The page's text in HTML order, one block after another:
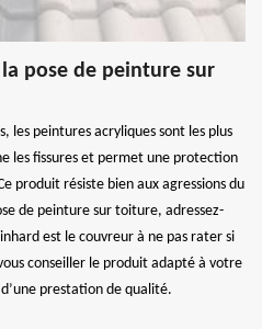
pose de peinture sur
les peintures acryliques sont les plus
les fissures et permet une protection
produit résiste bien aux agressions du
de peinture sur toiture, adressez-
est le couvreur à ne pas rater si
conseiller le produit adapté à votre
prestation de qualité.